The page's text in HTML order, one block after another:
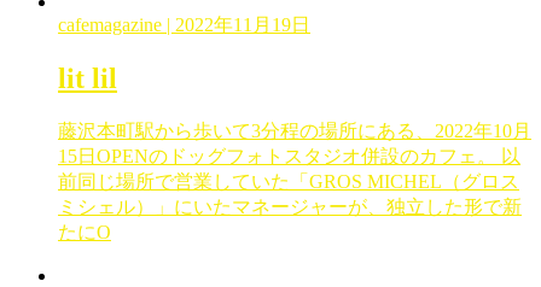
cafemagazine | 2022年11月19日
lit lil
藤沢本町駅から歩いて3分程の場所にある、2022年10月
15日OPENのドッグフォトスタジオ併設のカフェ。 以
前同じ場所で営業していた「GROS MICHEL（グロス
ミシェル）」にいたマネージャーが、独立した形で新
たにO